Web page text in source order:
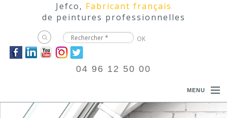
Jefco, Fabricant français
de peintures professionnelles
04 96 12 50 00
MENU
ACCUEIL